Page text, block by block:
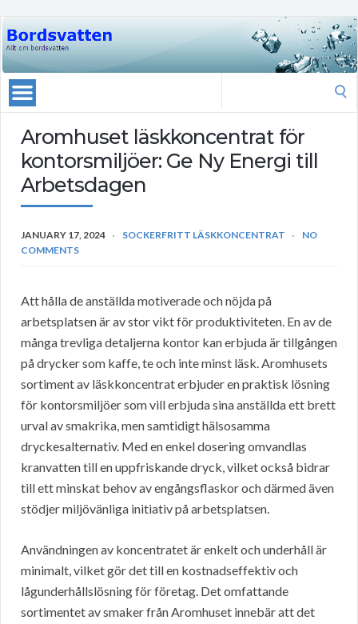
Aromhuset läskkoncentrat för
kontorsmiljöer: Ge Ny Energi till
Arbetsdagen
JANUARY 17, 2024 SOCKERFRITT LÄSKKONCENTRAT
NO
COMMENTS
Att hålla de anställda motiverade och nöjda på
arbetsplatsen är av stor vikt för produktiviteten. En av de
många trevliga detaljerna kontor kan erbjuda är tillgången
på drycker som kaffe, te och inte minst läsk. Aromhusets
sortiment av läskkoncentrat erbjuder en praktisk lösning
för kontorsmiljöer som vill erbjuda sina anställda ett brett
urval av smakrika, men samtidigt hälsosamma
dryckesalternativ. Med en enkel dosering omvandlas
kranvatten till en uppfriskande dryck, vilket också bidrar
till ett minskat behov av engångsflaskor och därmed även
stödjer miljövänliga initiativ på arbetsplatsen.
Användningen av koncentratet är enkelt och underhåll är
minimalt, vilket gör det till en kostnadseffektiv och
lågunderhållslösning för företag. Det omfattande
sortimentet av smaker från Aromhuset innebär att det